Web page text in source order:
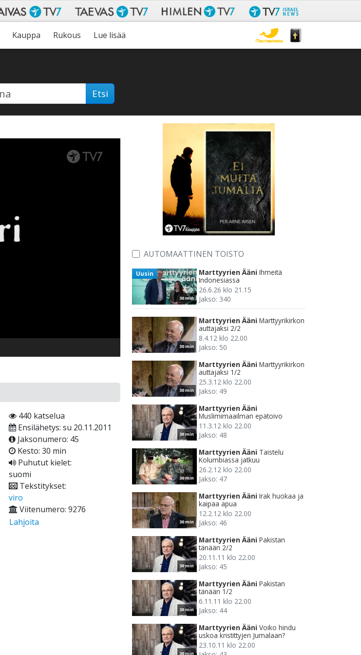
Kauppa Rukous Lue lisää
Etsi
440 katselua
Ensilähetys: su 20.11.2011
Jaksonumero: 45
Kesto: 30 min
Puhutut kielet:
suomi
Tekstitykset:
viro
Viitenumero: 9276
Lahjoita
AUTOMAATTINEN TOISTO
30 min
Uusin Marttyyrien Ääni Ihmeitä
Indonesiassa
26.6.26 klo 21.15
Jakso: 340
30 min
Marttyyrien Ääni Marttyyrikirkon
auttajaksi 2/2
8.4.12 klo 22.00
Jakso: 50
30 min
Marttyyrien Ääni Marttyyrikirkon
auttajaksi 1/2
25.3.12 klo 22.00
Jakso: 49
30 min
Marttyyrien Ääni
Muslimimaailman epätoivo
11.3.12 klo 22.00
Jakso: 48
30 min
Marttyyrien Ääni Taistelu
Kolumbiassa jatkuu
26.2.12 klo 22.00
Jakso: 47
30 min
Marttyyrien Ääni Irak huokaa ja
kaipaa apua
12.2.12 klo 22.00
Jakso: 46
30 min
Marttyyrien Ääni Pakistan
tänään 2/2
20.11.11 klo 22.00
Jakso: 45
30 min
Marttyyrien Ääni Pakistan
tänään 1/2
6.11.11 klo 22.00
Jakso: 44
30 min
Marttyyrien Ääni Voiko hindu
uskoa kristittyjen Jumalaan?
23.10.11 klo 22.00